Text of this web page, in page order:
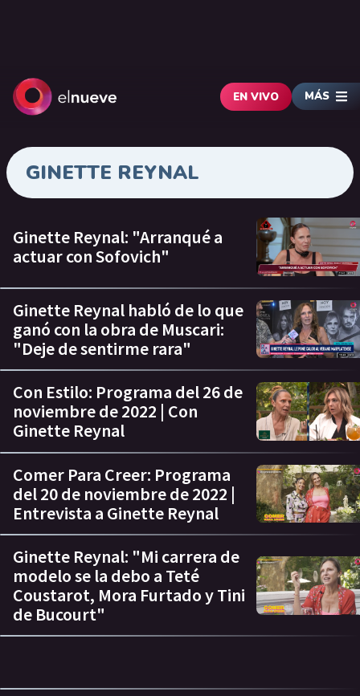
EN VIVO MÁS
GINETTE REYNAL
Ginette Reynal: "Arranqué a
actuar con Sofovich"
Ginette Reynal habló de lo que
ganó con la obra de Muscari:
"Deje de sentirme rara"
Con Estilo: Programa del 26 de
noviembre de 2022 | Con
Ginette Reynal
Comer Para Creer: Programa
del 20 de noviembre de 2022 |
Entrevista a Ginette Reynal
Ginette Reynal: "Mi carrera de
modelo se la debo a Teté
Coustarot, Mora Furtado y Tini
de Bucourt"